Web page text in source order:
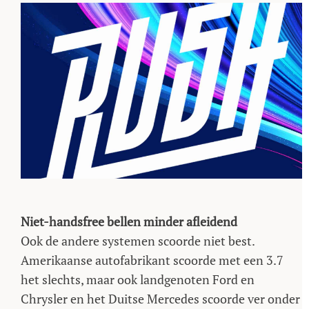
Niet-handsfree bellen minder afleidend
Ook de andere systemen scoorde niet best.
Amerikaanse autofabrikant scoorde met een 3.7
het slechts, maar ook landgenoten Ford en
Chrysler en het Duitse Mercedes scoorde ver onder